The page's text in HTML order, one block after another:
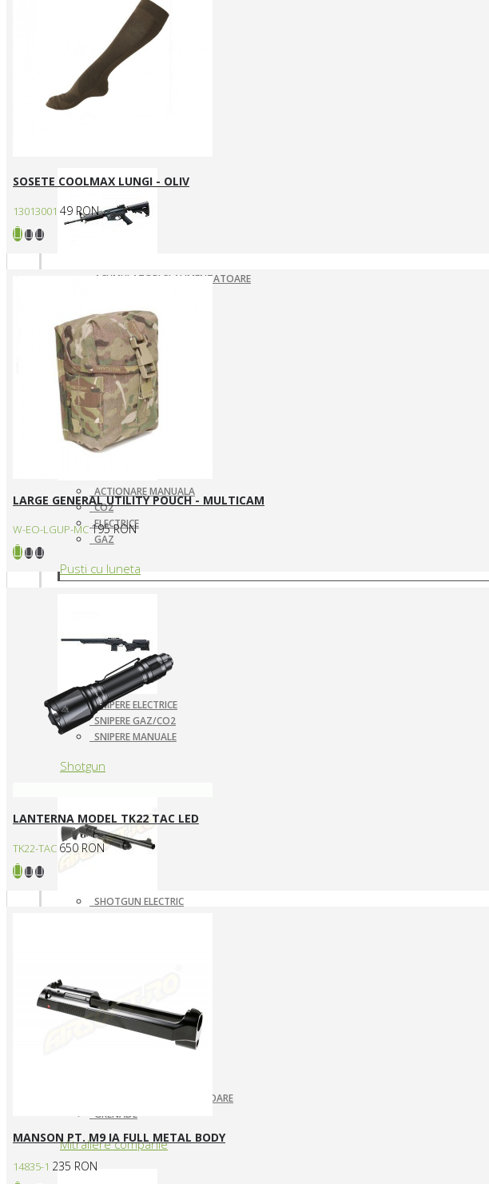
ARME ASALT ELECTRICE
ARME ASALT GAZ
ARME ASALT MANUALE
SMG ELECTRICE
ACUMULATORI SI ALIMENTATOARE
INCARCATOARE
PIESE DE SCHIMB
Pistoale Airsoft
ACTIONARE MANUALA
CO2
ELECTRICE
GAZ
Pusti cu luneta
SNIPERE ELECTRICE
SNIPERE GAZ/CO2
SNIPERE MANUALE
Shotgun
SHOTGUN ELECTRIC
ARUNCATOARE / LANSATOARE
GRENADE
Mitraliere companie
SOSETE COOLMAX LUNGI - OLIV
13013001 49 RON
LARGE GENERAL UTILITY POUCH - MULTICAM
W-EO-LGUP-MC195 RON
LANTERNA MODEL TK22 TAC LED
TK22-TAC 650 RON
MANSON PT. M9 IA FULL METAL BODY
14835-1 235 RON